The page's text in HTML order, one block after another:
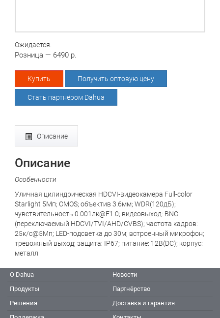
Ожидается.
Розница — 6490 р.
Купить Получить оптовую цену
Стать партнёром Dahua
Описание
Описание
Особенности
Уличная цилиндрическая HDCVI-видеокамера Full-color
Starlight 5Mп; CMOS; объектив 3.6мм; WDR(120дБ);
чувствительность 0.001лк@F1.0; видеовыход: BNC
(переключаемый HDCVI/TVI/AHD/CVBS); частота кадров:
25к/c@5Мп; LED-подсветка до 30м; встроенный микрофон;
тревожный выход; защита: IP67; питание: 12В(DC); корпус:
металл
О Dahua
Продукты
Решения
Новости
Партнёрство
Доставка и гарантия